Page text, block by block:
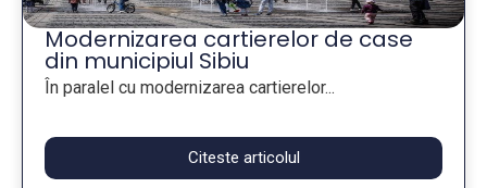
Modernizarea cartierelor de case
din municipiul Sibiu
În paralel cu modernizarea cartierelor...
Citeste articolul